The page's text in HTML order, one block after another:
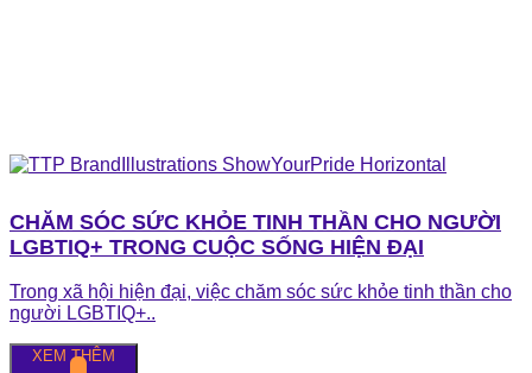
CHĂM SÓC SỨC KHỎE TINH THẦN CHO NGƯỜI
LGBTIQ+ TRONG CUỘC SỐNG HIỆN ĐẠI
Trong xã hội hiện đại, việc chăm sóc sức khỏe tinh thần cho
người LGBTIQ+..